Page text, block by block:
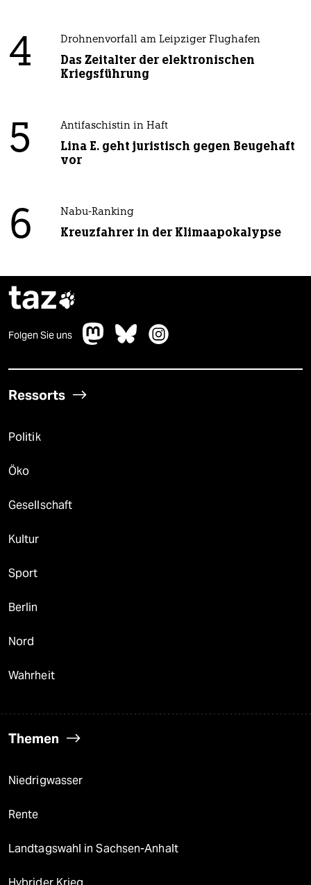
4 Drohnenvorfall am Leipziger Flughafen
Das Zeitalter der elektronischen
Kriegsführung
5 Antifaschistin in Haft
Lina E. geht juristisch gegen Beugehaft
vor
6 Nabu-Ranking
Kreuzfahrer in der Klimaapokalypse
taz
Folgen Sie uns
Ressorts
Politik
Öko
Gesellschaft
Kultur
Sport
Berlin
Nord
Wahrheit
Themen
Niedrigwasser
Rente
Landtagswahl in Sachsen-Anhalt